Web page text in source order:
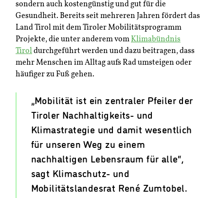
sondern auch kostengünstig und gut für die
Gesundheit. Bereits seit mehreren Jahren fördert das
Land Tirol mit dem Tiroler Mobilitätsprogramm
Projekte, die unter anderem vom Klimabündnis
Tiroldurchgeführt werden und dazu beitragen, dass
mehr Menschen im Alltag aufs Rad umsteigen oder
häufiger zu Fuß gehen.
„Mobilität ist ein zentraler Pfeiler der
Tiroler Nachhaltigkeits- und
Klimastrategie und damit wesentlich
für unseren Weg zu einem
nachhaltigen Lebensraum für alle“,
sagt Klimaschutz- und
Mobilitätslandesrat René Zumtobel.